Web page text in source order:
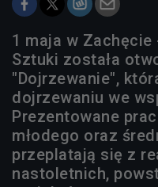
1 maja w
Sztuki została
"Dojrzewanie",
dojrzewaniu we
Prezentowane
młodego oraz
przeplatają się z
nastoletnich,